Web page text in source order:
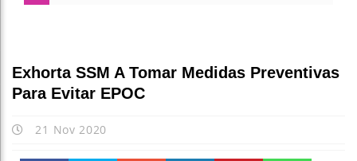
Exhorta SSM A Tomar Medidas Preventivas
Para Evitar EPOC
21 Nov 2020